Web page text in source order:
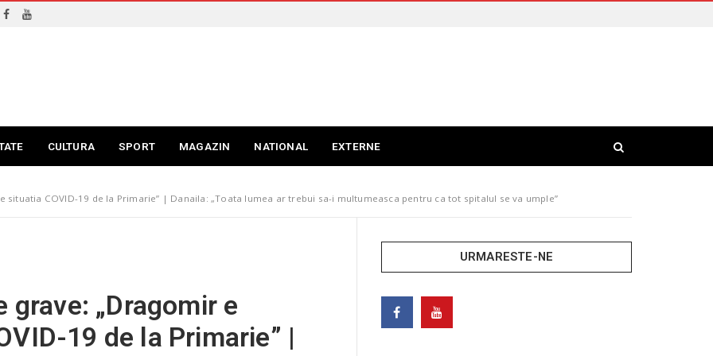
CULTURA SPORT MAGAZIN NATIONAL EXTERNE
situatia COVID-19 de la Primarie” | Danaila: „Toata lumea ar trebui sa-i multumeasca pentru ca tot spitalul se va umple”
grave: „Dragomir e
19 de la Primarie” |
URMARESTE-NE